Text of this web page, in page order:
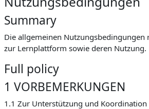
Summary
Die allgemeinen Nutzungsbedingungen
zur Lernplattform sowie deren Nutzung.
Full policy
1 VORBEMERKUNGEN
1.1 Zur Unterstützung und Koordination